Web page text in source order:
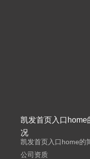
凯发首页入口home
况
凯发首页入口home的
公司资质